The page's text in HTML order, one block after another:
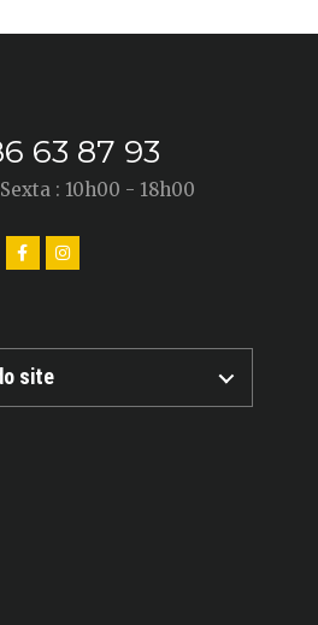
63 87 93
: 10h00 - 18h00
site